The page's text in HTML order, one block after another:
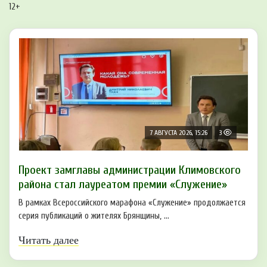
12+
7 АВГУСТА 2026, 15:26 3
Проект замглавы администрации Климовского
района стал лауреатом премии «Служение»
В рамках Всероссийского марафона «Служение» продолжается
серия публикаций о жителях Брянщины, ...
Читать далее